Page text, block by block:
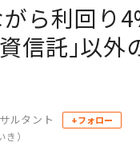
がら利回
信託｣以外
ルタント
）
+フォロー